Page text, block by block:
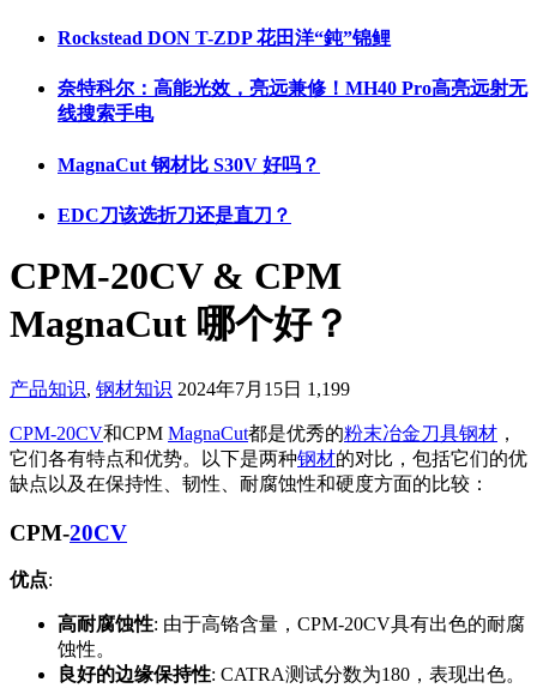
Rockstead DON T-ZDP 花田洋“鈍”锦鲤
奈特科尔：高能光效，亮远兼修！MH40 Pro高亮远射无
线搜索手电
MagnaCut 钢材比 S30V 好吗？
EDC刀该选折刀还是直刀？
CPM-20CV & CPM
MagnaCut 哪个好？
产品知识, 钢材知识 2024年7月15日 1,199
CPM-20CV和CPM MagnaCut都是优秀的粉末冶金刀具钢材 ，
它们各有特点和优势。以下是两种钢材的对比，包括它们的优
缺点以及在保持性、韧性、耐腐蚀性和硬度方面的比较：
CPM-20CV
优点:
高耐腐蚀性: 由于高铬含量，CPM-20CV具有出色的耐腐
蚀性。
良好的边缘保持性: CATRA测试分数为180，表现出色。